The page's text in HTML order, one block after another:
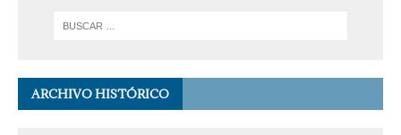
ARCHIVO HISTÓRICO